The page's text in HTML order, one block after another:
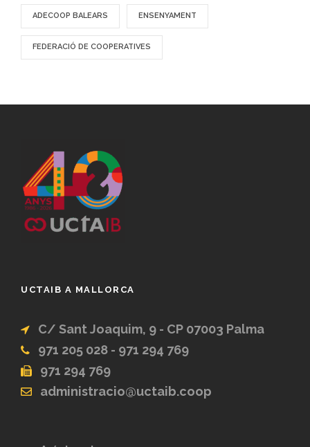
ADECOOP BALEARS ENSENYAMENT
FEDERACIÓ DE COOPERATIVES
UCTAIB A MALLORCA
C/ Sant Joaquim, 9 - CP 07003 Palma
971 205 028 - 971 294 769
971 294 769
administracio@uctaib.coop